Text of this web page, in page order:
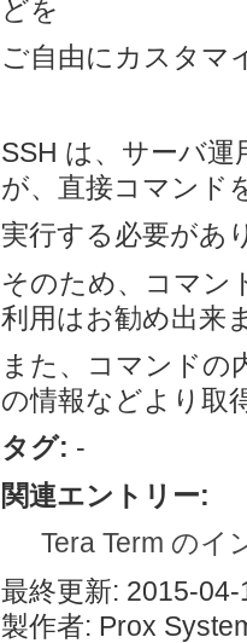
どを
ご自由にカスタマ
SSH は、サーバ
が、直接コマンド
実行する必要があ
そのため、コマン
利用はお勧め出来
また、コマンドの
の情報などより取
タグ: -
関連エントリー:
Tera Term のイ
最終更新: 2015-
製作者: Prox